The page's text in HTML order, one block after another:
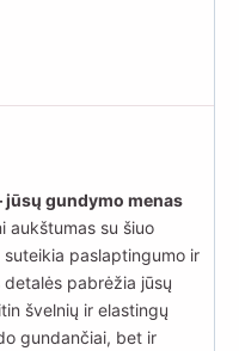
jūsų gundymo menas
aukštumas su šiuo
paslaptingumo ir
pabrėžia jūsų
švelnių ir elastingų
gundančiai, bet ir